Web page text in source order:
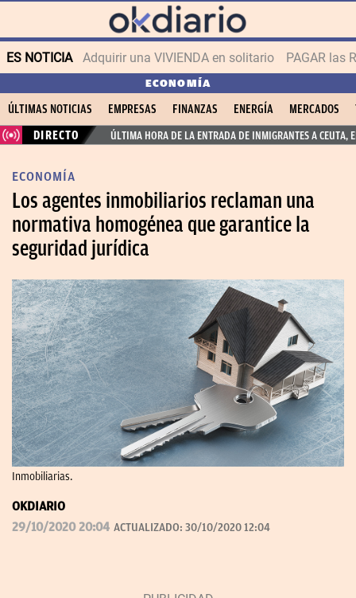
ES NOTICIA Adquirir una VIVIENDA en solitario PAGAR las
ECONOMÍA
ÚLTIMAS NOTICIAS EMPRESAS FINANZAS ENERGÍA MERCADOS
DIRECTO
ÚLTIMA HORA DE LA ENTRADA DE INMIGRANTES A CEUTA,
ECONOMÍA
Los agentes inmobiliarios reclaman una
normativa homogénea que garantice la
seguridad jurídica
Inmobiliarias.
OKDIARIO
29/10/2020 20:04 ACTUALIZADO: 30/10/2020 12:04